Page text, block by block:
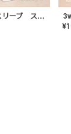
2way ソフトパフスリーブ スレンダードレス〈PD-WDOR-2112〉
¥